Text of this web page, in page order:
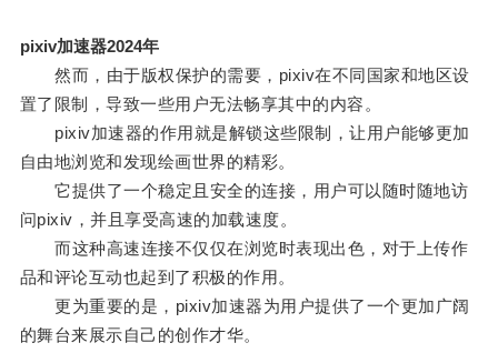
pixiv加速器2024年
然而，由于版权保护的需要，pixiv在不同国家和地区设
置了限制，导致一些用户无法畅享其中的内容。
pixiv加速器的作用就是解锁这些限制，让用户能够更加
自由地浏览和发现绘画世界的精彩。
它提供了一个稳定且安全的连接，用户可以随时随地访
问pixiv，并且享受高速的加载速度。
而这种高速连接不仅仅在浏览时表现出色，对于上传作
品和评论互动也起到了积极的作用。
更为重要的是，pixiv加速器为用户提供了一个更加广阔
的舞台来展示自己的创作才华。